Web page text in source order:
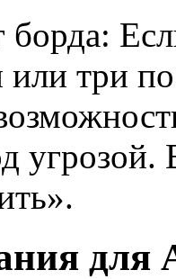
три
для